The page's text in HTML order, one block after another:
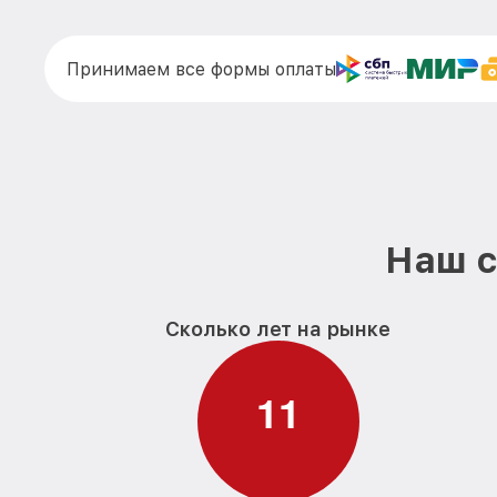
Принимаем все формы оплаты
Наш
Сколько лет на рынке
11